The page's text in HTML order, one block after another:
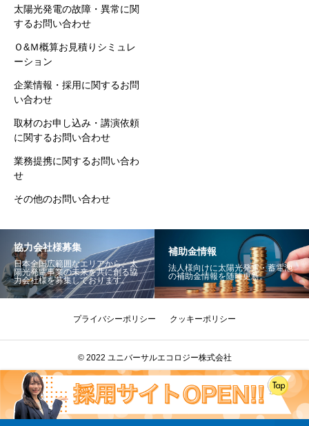
太陽光発電の故障・異常に関
するお問い合わせ
Ｏ&Ｍ概算お見積りシミュレ
ーション
企業情報・採用に関するお問
い合わせ
取材のお申し込み・講演依頼
に関するお問い合わせ
業務提携に関するお問い合わ
せ
その他のお問い合わせ
協力会社様募集
日本全国広範囲なエリアから、太
陽光発電事業の未来を共に創る協
力会社様を募集しております。
補助金情報
法人様向けに太陽光発電・蓄電池
の補助金情報を随時更新。
プライバシーポリシー クッキーポリシー
© 2022 ユニバーサルエコロジー株式会社